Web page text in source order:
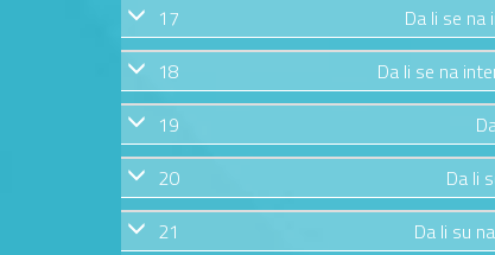
17
Da li se
18
Da li se na
19
20
Da li
21
Da li su